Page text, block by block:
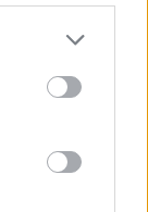
more Google
may click to
tags to
below Google
“Ja jūs
nemīlēt vīru